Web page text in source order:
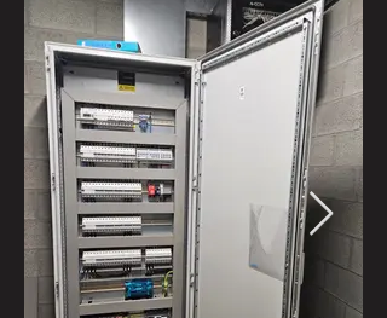
complète de vidéosurveillance a été
mise en place afin de renforcer la
protection des bâtiments et d’assurer
un contrôle fiable des accès et des
zones sensibles. L’éclairage a
également fait l’objet d’une attention
particulière, avec des luminaires
adaptés aux besoins du site pour
garantir une visibilité optimale, une
consommation maîtrisée et une
ambiance cohérente selon les
espaces.